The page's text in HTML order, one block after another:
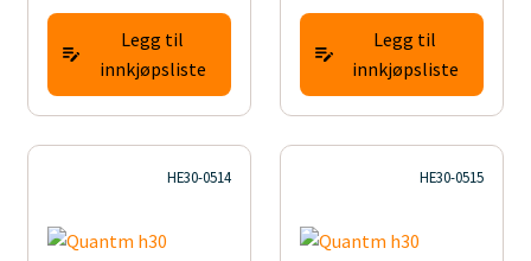
Legg til
innkjøpsliste
Legg til
innkjøpsliste
HE30-0514 HE30-0515